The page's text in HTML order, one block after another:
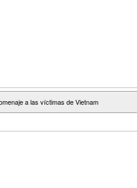
a las víctimas de Vietnam